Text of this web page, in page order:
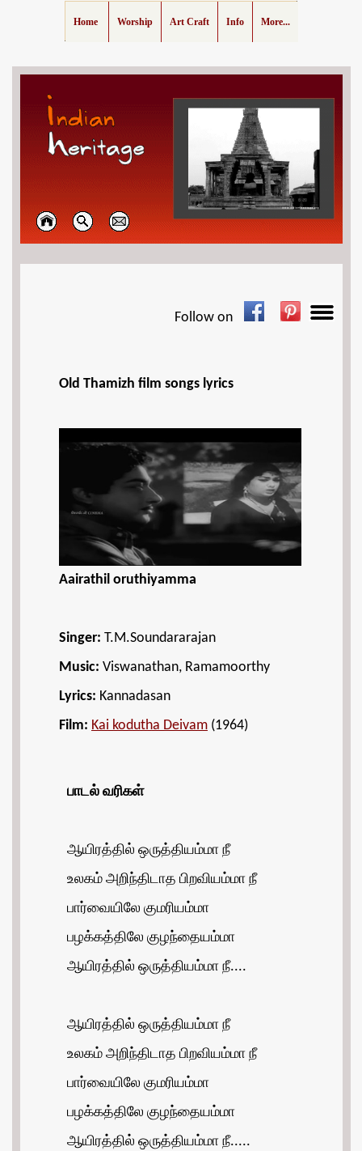
Home Worship Art Craft Info More...
Follow on
Old Thamizh film songs lyrics
Aairathil oruthiyamma
Singer: T.M.Soundararajan
Music: Viswanathan, Ramamoorthy
Lyrics: Kannadasan
Film: Kai kodutha Deivam (1964)
பாடல் வரிகள்
ஆயிரத்தில் ஒருத்தியம்மா நீ
உலகம் அறிந்திடாத பிறவியம்மா நீ
பார்வையிலே குமரியம்மா
பழக்கத்திலே குழந்தையம்மா
ஆயிரத்தில் ஒருத்தியம்மா நீ....
ஆயிரத்தில் ஒருத்தியம்மா நீ
உலகம் அறிந்திடாத பிறவியம்மா நீ
பார்வையிலே குமரியம்மா
பழக்கத்திலே குழந்தையம்மா
ஆயிரத்தில் ஒருத்தியம்மா நீ.....